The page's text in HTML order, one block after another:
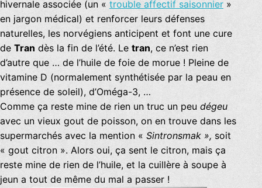
hivernale associée (un « trouble affectif saisonnier »
en jargon médical) et renforcer leurs défenses
naturelles, les norvégiens anticipent et font une cure
de Tran dès la fin de l’été. Le tran, ce n’est rien
d’autre que … de l’huile de foie de morue ! Pleine de
vitamine D (normalement synthétisée par la peau en
présence de soleil), d’Oméga-3, …
Comme ça reste mine de rien un truc un peu dégeu
avec un vieux gout de poisson, on en trouve dans les
supermarchés avec la mention « Sintronsmak », soit
« gout citron ». Alors oui, ça sent le citron, mais ça
reste mine de rien de l’huile, et la cuillère à soupe à
jeun a tout de même du mal a passer !